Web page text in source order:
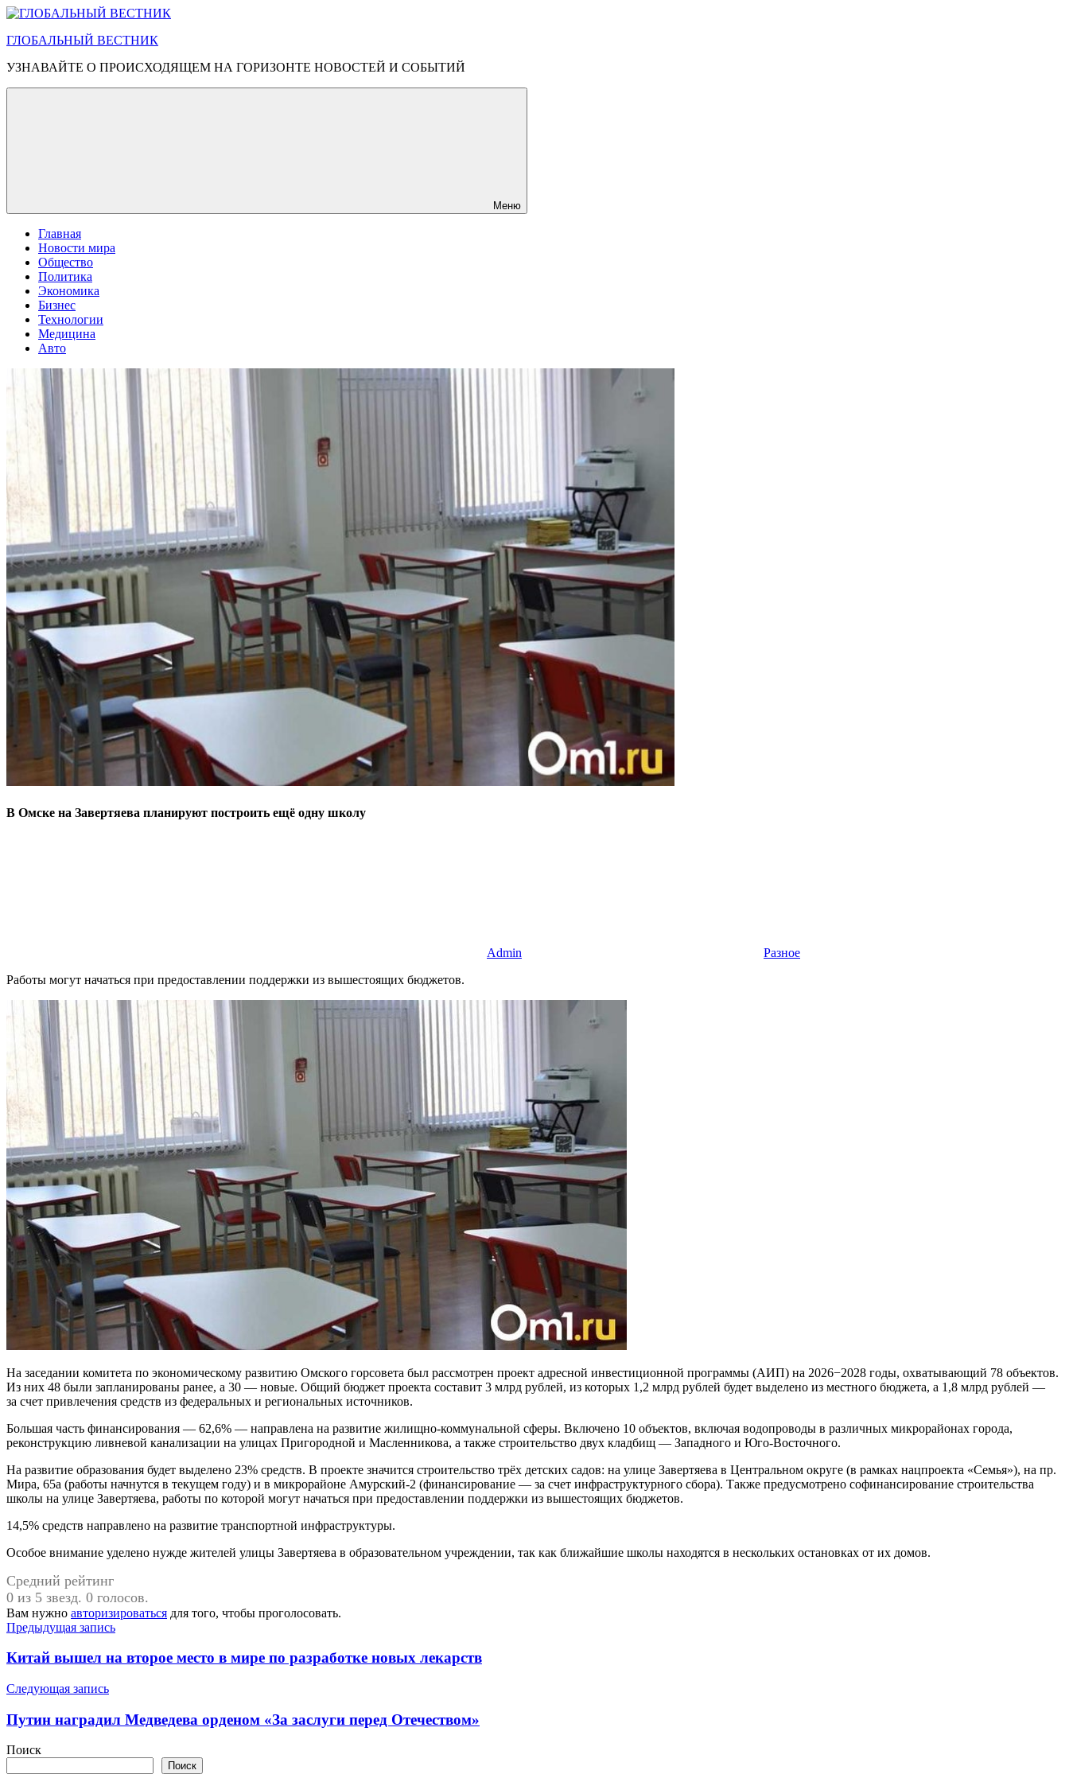
Перейти
содержимому
ГЛОБАЛЬНЫЙ ВЕСТНИК
УЗНАВАЙТЕ О ПРОИСХОДЯЩЕМ НА ГОРИЗОНТЕ НОВОСТЕЙ И СОБЫТИЙ
Меню
Главная
Новости мира
Общество
Политика
Экономика
Бизнес
Технологии
Медицина
Авто
В Омске на Завертяева планируют построить ещё одну школу
Admin
Разное
Работы могут начаться при предоставлении поддержки из вышестоящих бюджетов.
На заседании комитета по экономическому развитию Омского горсовета был рассмотрен проект адресной инвестиционной программы (АИП) на 2026−2028 годы, охватывающий 78 объектов.
Из них 48 были запланированы ранее, а 30 — новые. Общий бюджет проекта составит 3 млрд рублей, из которых 1,2 млрд рублей будет выделено из местного бюджета, а 1,8 млрд рублей —
за счет привлечения средств из федеральных и региональных источников.
Большая часть финансирования — 62,6% — направлена на развитие жилищно-коммунальной сферы. Включено 10 объектов, включая водопроводы в различных микрорайонах города,
реконструкцию ливневой канализации на улицах Пригородной и Масленникова, а также строительство двух кладбищ — Западного и Юго-Восточного.
На развитие образования будет выделено 23% средств. В проекте значится строительство трёх детских садов: на улице Завертяева в Центральном округе (в рамках нацпроекта «Семья»), на пр.
Мира, 65а (работы начнутся в текущем году) и в микрорайоне Амурский-2 (финансирование — за счет инфраструктурного сбора). Также предусмотрено софинансирование строительства
школы на улице Завертяева, работы по которой могут начаться при предоставлении поддержки из вышестоящих бюджетов.
14,5% средств направлено на развитие транспортной инфраструктуры.
Особое внимание уделено нужде жителей улицы Завертяева в образовательном учреждении, так как ближайшие школы находятся в нескольких остановках от их домов.
Средний рейтинг
0 из 5 звезд. 0 голосов.
Вам нужно авторизироваться для того, чтобы проголосовать.
Навигация
по
Предыдущая запись
Китай вышел на второе место в мире по разработке новых лекарств
Следующая запись
Путин наградил Медведева орденом «За заслуги перед Отечеством»
Поиск
Поиск